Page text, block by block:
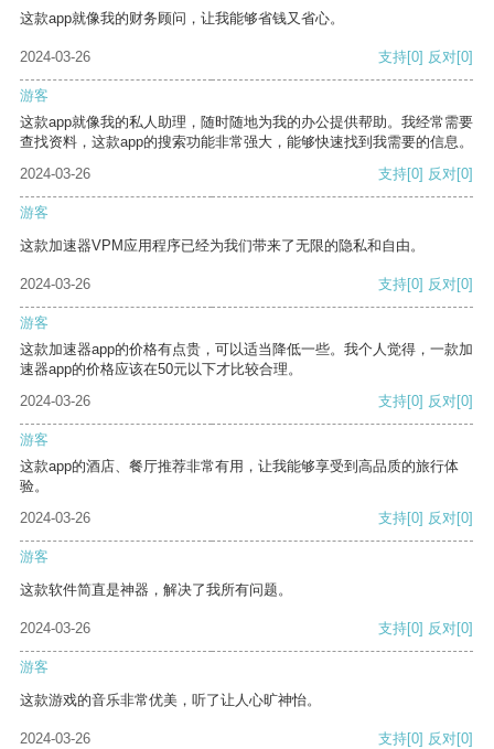
这款app就像我的财务顾问，让我能够省钱又省心。
2024-03-26 支持[0] 反对[0]
游客
这款app就像我的私人助理，随时随地为我的办公提供帮助。我经常需要
查找资料，这款app的搜索功能非常强大，能够快速找到我需要的信息。
2024-03-26
支持[0] 反对[0]
游客
这款加速器VPM应用程序已经为我们带来了无限的隐私和自由。
2024-03-26 支持[0] 反对[0]
游客
这款加速器app的价格有点贵，可以适当降低一些。我个人觉得，一款加
速器app的价格应该在50元以下才比较合理。
2024-03-26
支持[0] 反对[0]
游客
这款app的酒店、餐厅推荐非常有用，让我能够享受到高品质的旅行体
验。
2024-03-26
支持[0] 反对[0]
游客
这款软件简直是神器，解决了我所有问题。
2024-03-26 支持[0] 反对[0]
游客
这款游戏的音乐非常优美，听了让人心旷神怡。
2024-03-26 支持[0] 反对[0]